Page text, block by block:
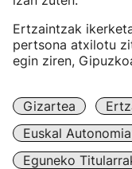
Ertzaintzak
pertsona atxilotu
egin ziren,
Gizartea
Euskal
Eguneko